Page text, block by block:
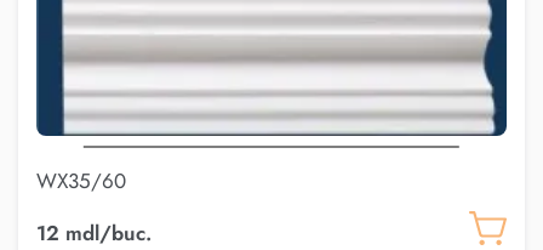
WX35/60
12 mdl/buc.